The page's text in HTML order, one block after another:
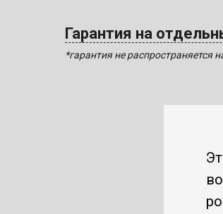
Гарантия на
*гарантия не распространяется